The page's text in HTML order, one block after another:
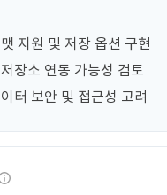
지원 및 저장 옵션 구현
장소 연동 가능성 검토
터 보안 및 접근성 고려